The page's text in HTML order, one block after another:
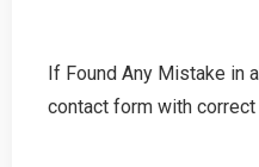
If Found Any Mistake in
contact form with